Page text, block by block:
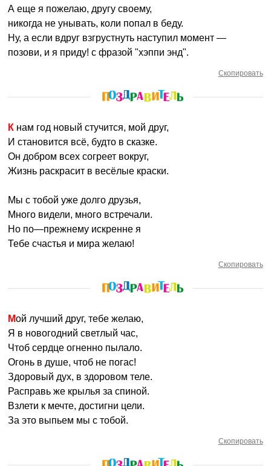
А еще я пожелаю, другу своему,
никогда не унывать, коли попал в беду.
Ну, а если вдруг взгрустнуть наступил момент —
позови, и я приду! с фразой "хэппи энд".
Скопировать
К нам год новый стучится, мой друг,
И становится всё, будто в сказке.
Он добром всех согреет вокруг,
Жизнь раскрасит в весёлые краски.
Мы с тобой уже долго друзья,
Много видели, много встречали.
Но по—прежнему искренне я
Тебе счастья и мира желаю!
Скопировать
Мой лучший друг, тебе желаю,
Я в новогодний светлый час,
Чтоб сердце огненно пылало.
Огонь в душе, чтоб не погас!
Здоровый дух, в здоровом теле.
Расправь же крылья за спиной.
Взлети к мечте, достигни цели.
За это выпьем мы с тобой.
Скопировать